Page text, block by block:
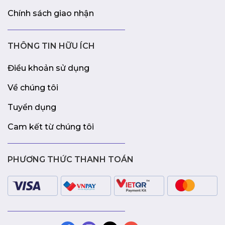
Chính sách giao nhận
THÔNG TIN HỮU ÍCH
Điều khoản sử dụng
Về chúng tôi
Tuyển dụng
Cam kết từ chúng tôi
PHƯƠNG THỨC THANH TOÁN